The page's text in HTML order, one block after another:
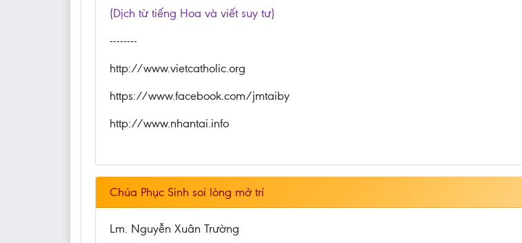
(Dịch từ tiếng Hoa và viết suy tư)
--------
http://www.vietcatholic.org
https://www.facebook.com/jmtaiby
http://www.nhantai.info
Chúa Phục Sinh soi lòng mở trí
Lm. Nguyễn Xuân Trường